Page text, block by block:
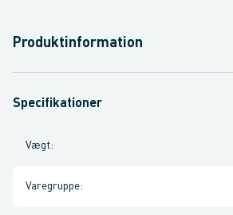
Produktinformation
Specifikationer
Vægt:
Varegruppe: